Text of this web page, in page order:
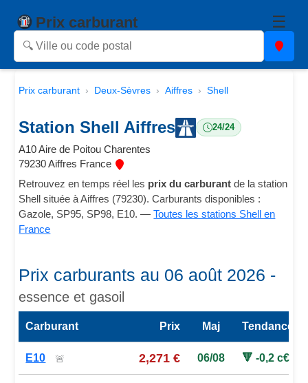
Prix carburant ☰
Prix carburant Deux-Sèvres Aiffres Shell
Station Shell Aiffres 24/24
A10 Aire de Poitou Charentes
79230 Aiffres France
Retrouvez en temps réel les prix du carburant de la station
Shell située à Aiffres (79230). Carburants disponibles :
Gazole, SP95, SP98, E10. —Toutes les stations Shell en
France
Prix carburants au 06 août 2026 -
essence et gasoil
Prix des carburants de la station — comparaison à la
Carburant Prix Maj Tendance
E10 🚨 2,271 € 06/08 🔻 -0,2 c€